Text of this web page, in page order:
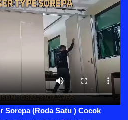
Sorepa (Roda Satu ) Cocok